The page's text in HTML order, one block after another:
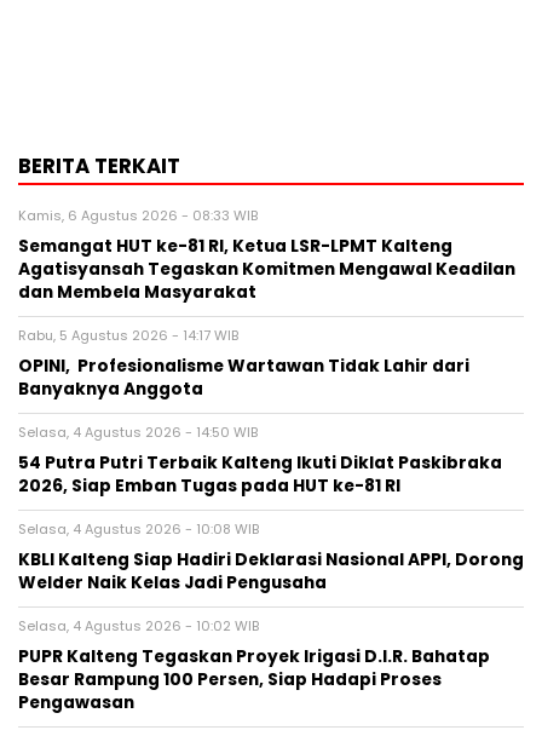
BERITA TERKAIT
Kamis, 6 Agustus 2026 - 08:33 WIB
Semangat HUT ke-81 RI, Ketua LSR-LPMT Kalteng
Agatisyansah Tegaskan Komitmen Mengawal Keadilan
dan Membela Masyarakat
Rabu, 5 Agustus 2026 - 14:17 WIB
OPINI, Profesionalisme Wartawan Tidak Lahir dari
Banyaknya Anggota
Selasa, 4 Agustus 2026 - 14:50 WIB
54 Putra Putri Terbaik Kalteng Ikuti Diklat Paskibraka
2026, Siap Emban Tugas pada HUT ke-81 RI
Selasa, 4 Agustus 2026 - 10:08 WIB
KBLI Kalteng Siap Hadiri Deklarasi Nasional APPI, Dorong
Welder Naik Kelas Jadi Pengusaha
Selasa, 4 Agustus 2026 - 10:02 WIB
PUPR Kalteng Tegaskan Proyek Irigasi D.I.R. Bahatap
Besar Rampung 100 Persen, Siap Hadapi Proses
Pengawasan